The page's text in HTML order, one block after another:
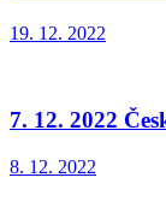
19. 12. 2022
7. 12. 2022
8. 12. 2022